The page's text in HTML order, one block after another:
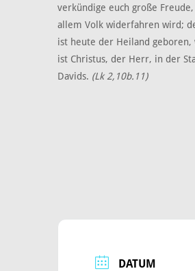
verkündige euch große
allem Volk widerfahren wird;
ist heute der Heiland geboren,
ist Christus, der Herr, in der
Davids. (Lk 2,10b.11)
DATUM